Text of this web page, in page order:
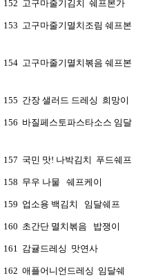
152 고구마줄기김치 쉐프본가
153 고구마줄기멸치조림 쉐프본
154 고구마줄기멸치볶음 쉐프본
155 간장 샐러드 드레싱 희망이
156 바질페스토파스타소스 임달
157 국민 맛! 나박김치 푸드쉐프
158 무우 나물 쉐프케이
159 업소용 백김치 임달쉐프
160 초간단 멸치볶음 밥쟁이
161 감귤드레싱 맛연사
162 애플어니언드레싱 임달쉐